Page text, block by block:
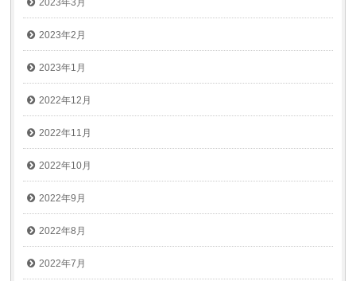
2023年3月
2023年2月
2023年1月
2022年12月
2022年11月
2022年10月
2022年9月
2022年8月
2022年7月